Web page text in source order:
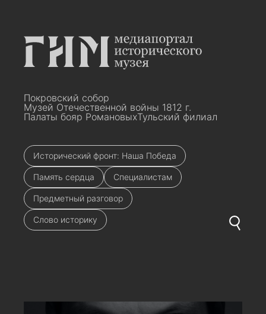
Покровский собор
Музей Отечественной войны 1812 г.
Палаты бояр РомановыхТульский филиал
Исторический фронт: Наша Победа
Память сердца Специалистам
Предметный разговор
Слово историку